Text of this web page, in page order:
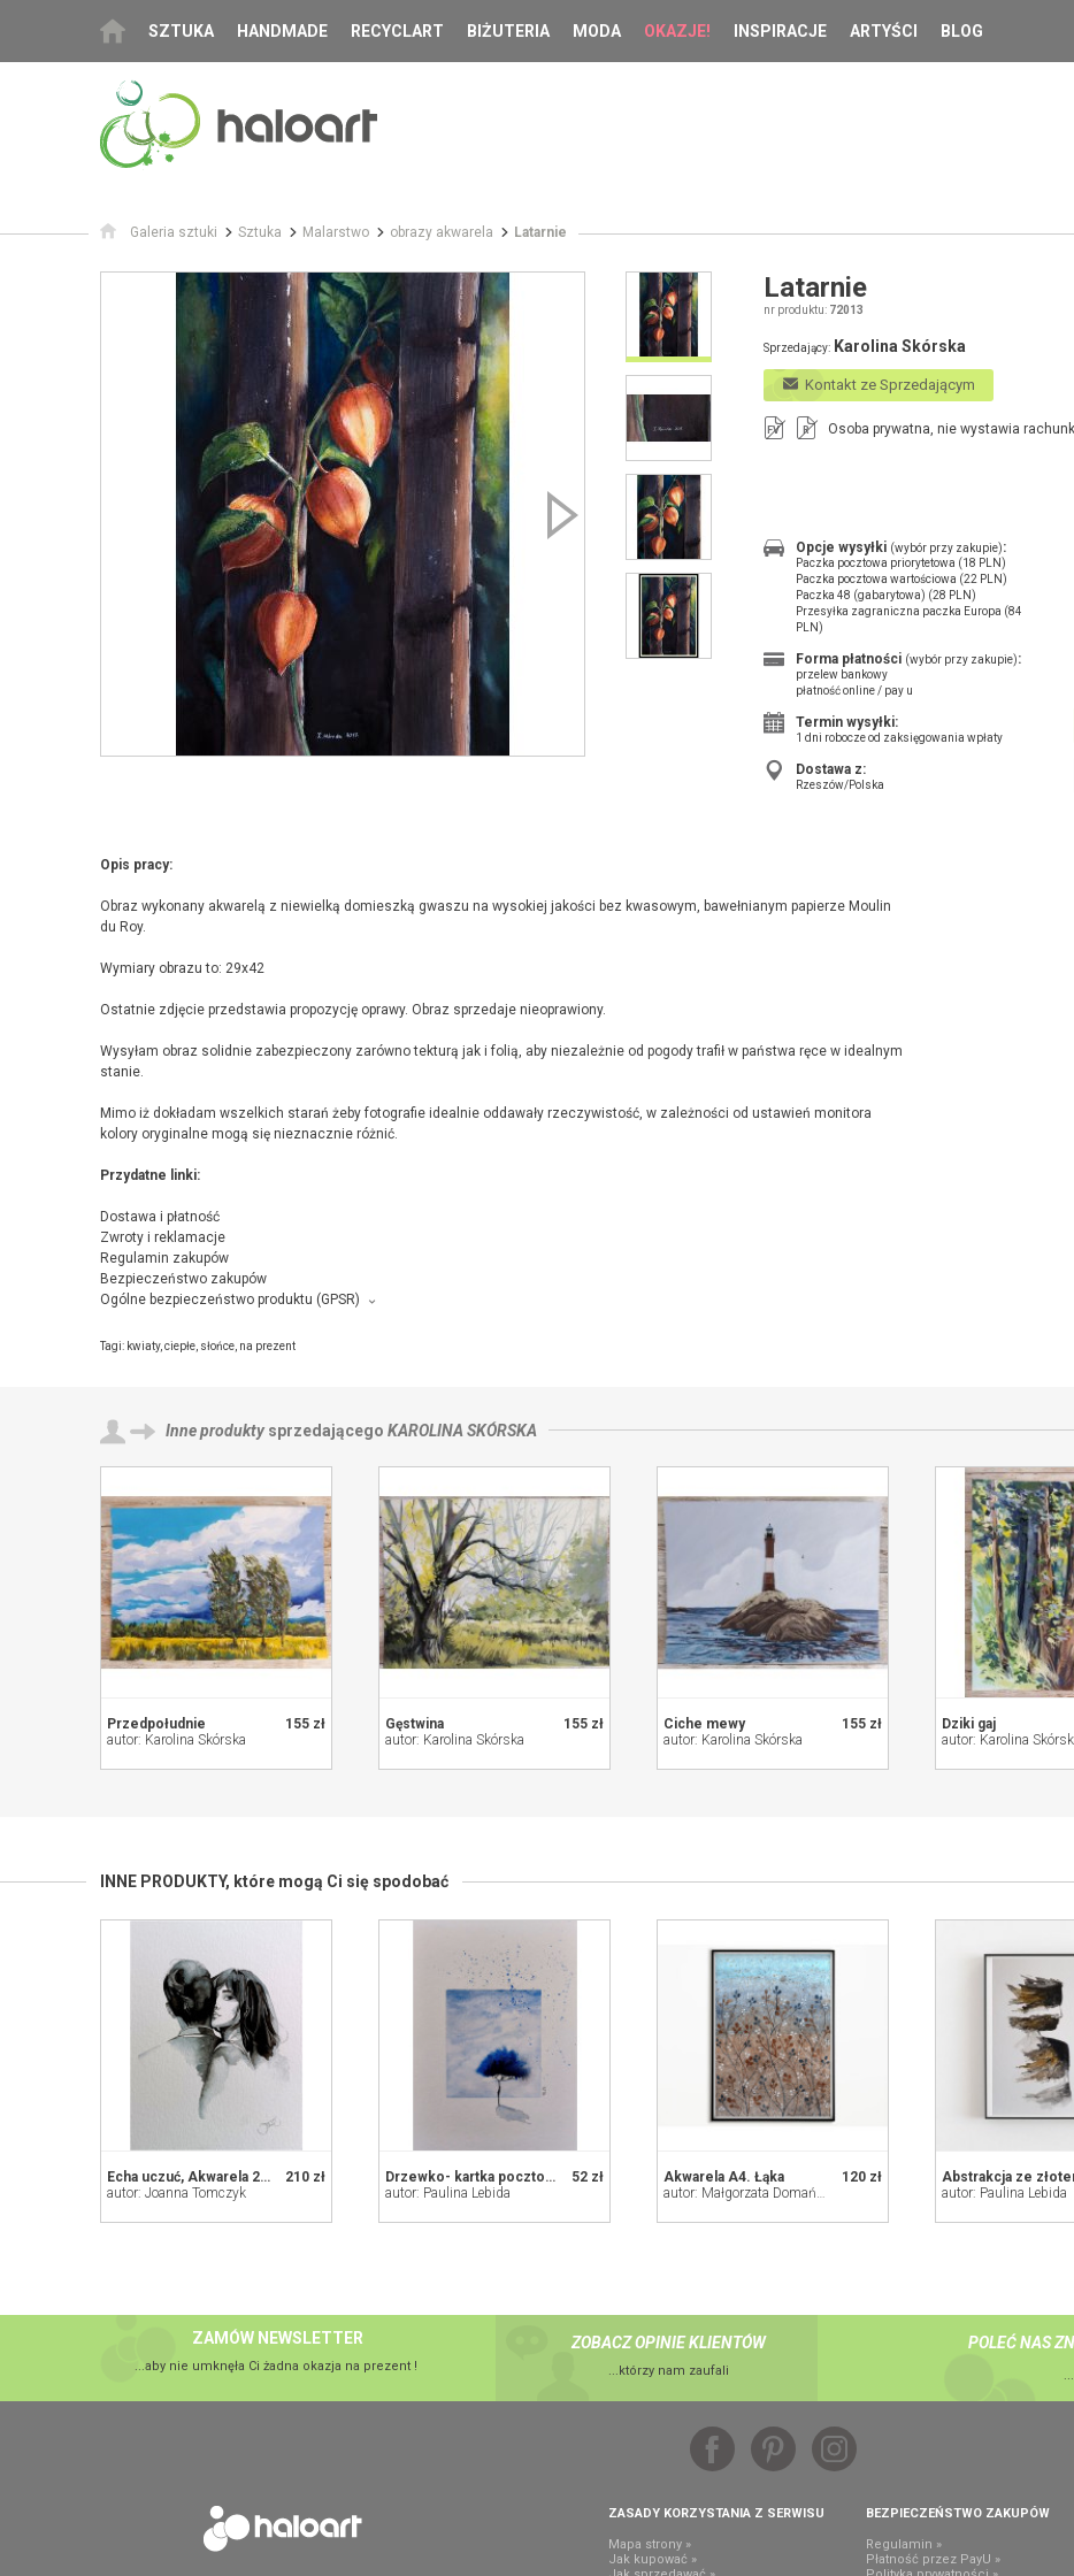
SZTUKA HANDMADE RECYCLART BIŻUTERIA MODA OKAZJE! INSPIRACJE ARTYŚCI BLOG
Galeria sztuki Sztuka Malarstwo obrazy akwarela Latarnie
Latarnie
nr produktu: 72013
Sprzedający: Karolina Skórska
Kontakt ze Sprzedającym
FV R Osoba prywatna, nie wystawia
Opcje wysyłki (wybór przy zakupie):
Paczka pocztowa priorytetowa (18 PLN)
Paczka pocztowa wartościowa (22 PLN)
Paczka 48 (gabarytowa) (28 PLN)
Przesyłka zagraniczna paczka Europa (84
PLN)
Forma płatności (wybór przy zakupie):
przelew bankowy
płatność online / pay u
Termin wysyłki:
1 dni robocze od zaksięgowania wpłaty
Dostawa z:
Rzeszów/Polska
Opis pracy:
Obraz wykonany akwarelą z niewielką domieszką gwaszu na wysokiej jakości bez kwasowym, bawełnianym papierze Moulin
du Roy.
Wymiary obrazu to: 29x42
Ostatnie zdjęcie przedstawia propozycję oprawy. Obraz sprzedaje nieoprawiony.
Wysyłam obraz solidnie zabezpieczony zarówno tekturą jak i folią, aby niezależnie od pogody trafił w państwa ręce w idealnym
stanie.
Mimo iż dokładam wszelkich starań żeby fotografie idealnie oddawały rzeczywistość, w zależności od ustawień monitora
kolory oryginalne mogą się nieznacznie różnić.
Przydatne linki:
Dostawa i płatność
Zwroty i reklamacje
Regulamin zakupów
Bezpieczeństwo zakupów
Ogólne bezpieczeństwo produktu (GPSR)
Karolina Skórska, Skłodowskiej 2/15 , 35-036 Rzeszów,
Tagi: kwiaty, ciepłe słońce na prezent
Inne produktysprzedającego KAROLINA SKÓRSKA
155 zł
Przedpołudnie
autor: Karolina Skórska
155 zł
Gęstwina
autor: Karolina Skórska
155 zł
Ciche mewy
autor: Karolina Skórska
Dziki gaj
autor: Karolina
INNE PRODUKTY, które mogą Ci się spodobać
210 zł
Echa uczuć, Akwarela 24x32 cm
autor: Joanna Tomczyk
52 zł
Drzewko- kartka pocztowa,akwarela
autor: Paulina Lebida
120 zł
Akwarela A4. Łąka
autor: Małgorzata Domańska ART
autor: Paulina Lebida
ZAMÓW NEWSLETTER
...aby nie umknęła Ci żadna okazja na prezent !
ZOBACZ OPINIE KLIENTÓW
...którzy nam zaufali
POLEĆ NAS
ZASADY KORZYSTANIA Z SERWISU
Mapa strony »
Jak kupować »
BEZPIECZEŃSTWO ZAKUPÓW
Regulamin »
Płatność przez PayU »